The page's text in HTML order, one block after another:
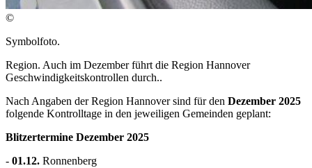
©
Symbolfoto.
Region. Auch im Dezember führt die Region Hannover
Geschwindigkeitskontrollen durch..
Nach Angaben der Region Hannover sind für den Dezember 2025
folgende Kontrolltage in den jeweiligen Gemeinden geplant:
Blitzertermine Dezember 2025
- 01.12. Ronnenberg